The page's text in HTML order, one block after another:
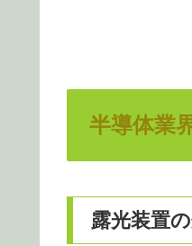
半導体業
露光装置